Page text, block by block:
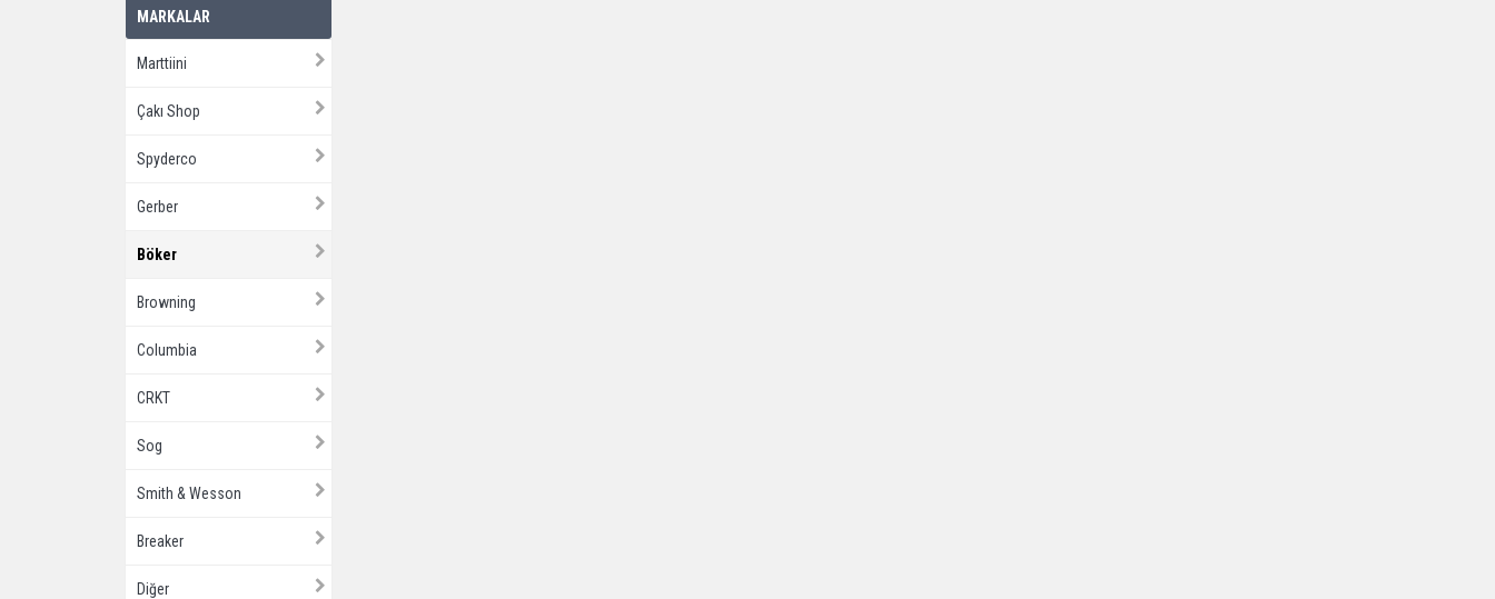
MARKALAR
Marttiini
Çakı Shop
Spyderco
Gerber
Böker
Browning
Columbia
CRKT
Sog
Smith & Wesson
Breaker
Diğer